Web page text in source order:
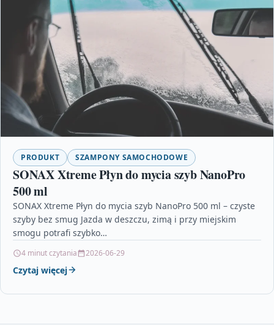
PRODUKT SZAMPONY SAMOCHODOWE
SONAX Xtreme Płyn do mycia szyb NanoPro
500 ml
SONAX Xtreme Płyn do mycia szyb NanoPro 500 ml – czyste
szyby bez smug Jazda w deszczu, zimą i przy miejskim
smogu potrafi szybko…
4 minut czytania 2026-06-29
Czytaj więcej